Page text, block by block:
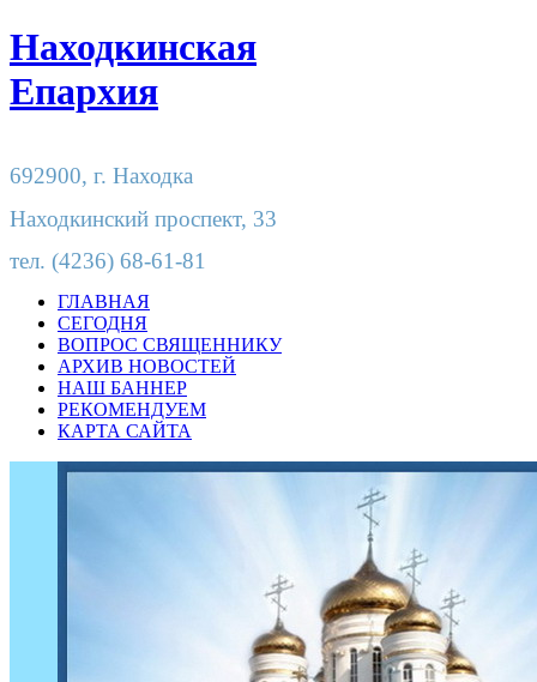
Находкинская
Епархия
692900, г. Находка
Находкинский проспект, 33
тел. (4236) 68-61-81
ГЛАВНАЯ
СЕГОДНЯ
ВОПРОС СВЯЩЕННИКУ
АРХИВ НОВОСТЕЙ
НАШ БАННЕР
РЕКОМЕНДУЕМ
КАРТА САЙТА